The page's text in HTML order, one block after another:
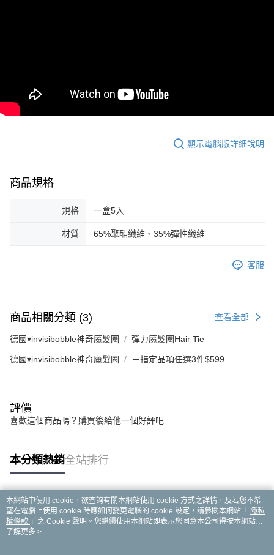
顯示電腦版詳細說明
商品規格
規格 一盒5入
材質 65%聚酯纖維、35%彈性纖維
客服
商品相關分類 (3) 查看全部
德國▾invisibobble神奇魔髮圈 彈力魔髮圈Hair Tie
德國▾invisibobble神奇魔髮圈 －指定品項任選3件$599
評價
喜歡這個商品嗎？購買後給他一個好評吧
本分類熱銷全站排行
熱門標籤
本網站中使用 cookie，欲查詢有關本網站使用 cookie 方式之詳情，及若您不希
望在電腦上使用 cookie 時應如何變更電腦的 cookie 設定，請參閱本網站「 隱私
權條款 」之 Cookie 聲明。您繼續使用本網站即表示您同意本公司得按本網站使
用條款之 Cookie 聲明使用 cookie。
了解更多 >